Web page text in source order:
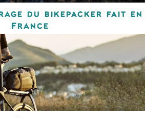
du bikepacker fait en
France